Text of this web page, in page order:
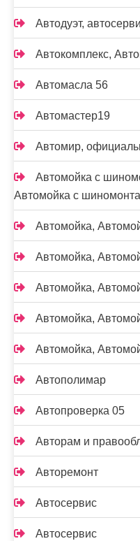
Автодуэт,
Автокомплекс,
Автомасла 56
Автомастер19
Автомир,
Автомойка с
Автомойка с
Автомойка,
Автомойка,
Автомойка,
Автомойка,
Автомойка,
Автополимар
Автопроверка 05
Авторам и
Авторемонт
Автосервис
Автосервис